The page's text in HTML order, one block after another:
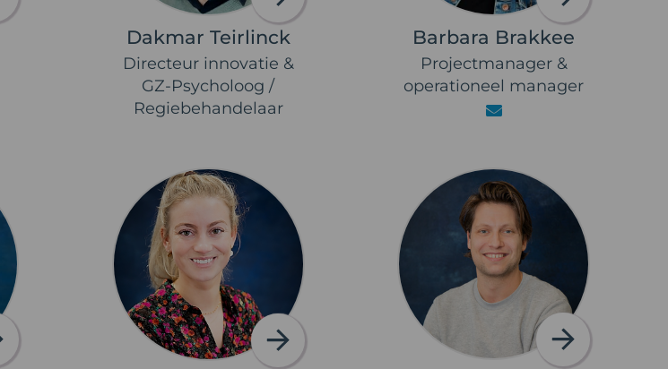
Dakmar Teirlinck
Directeur innovatie &
GZ-Psycholoog /
Regiebehandelaar
Barbara Brakkee
Projectmanager &
operationeel manager